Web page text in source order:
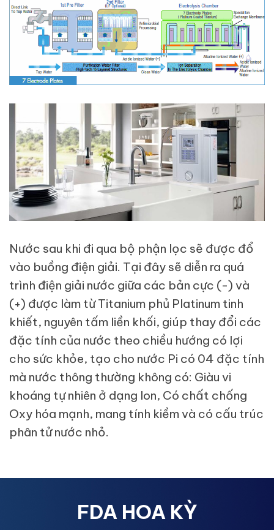
Nước sau khi đi qua bộ phận lọc sẽ được đổ
vào buồng điện giải. Tại đây sẽ diễn ra quá
trình điện giải nước giữa các bản cực (-) và
(+) được làm từ Titanium phủ Platinum tinh
khiết, nguyên tấm liền khối, giúp thay đổi các
đặc tính của nước theo chiều hướng có lợi
cho sức khỏe, tạo cho nước Pi có 04 đặc tính
mà nước thông thường không có: Giàu vi
khoáng tự nhiên ở dạng Ion, Có chất chống
Oxy hóa mạnh, mang tính kiềm và có cấu trúc
phân tử nước nhỏ.
FDA HOA KỲ